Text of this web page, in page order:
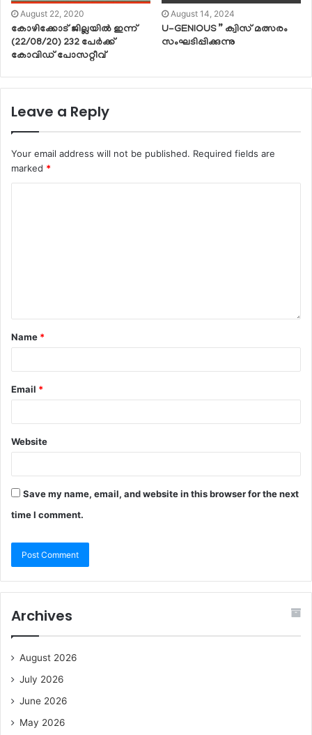
August 22, 2020
കോഴിക്കോട് ജില്ലയിൽ ഇന്ന്
(22/08/20) 232 പേർക്ക്
കോവിഡ് പോസറ്റീവ്
August 14, 2024
U-GENIOUS ” ക്വിസ് മത്സരം
സംഘടിപ്പിക്കുന്നു
Leave a Reply
Your email address will not be published. Required fields are
marked *
Name *
Email *
Website
Save my name, email, and website in this browser for the next
time I comment.
Archives
August 2026
July 2026
June 2026
May 2026